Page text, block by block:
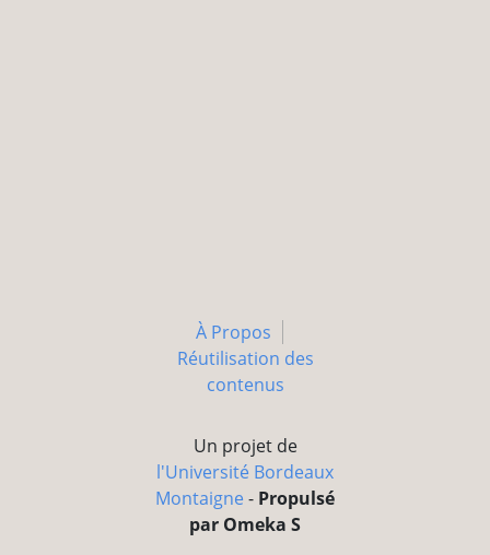
À Propos
Réutilisation des
contenus
Un projet de
l'Université Bordeaux
Montaigne - Propulsé
par Omeka S